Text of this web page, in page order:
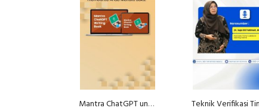
Mantra ChatGPT untuk Penulisan Buku